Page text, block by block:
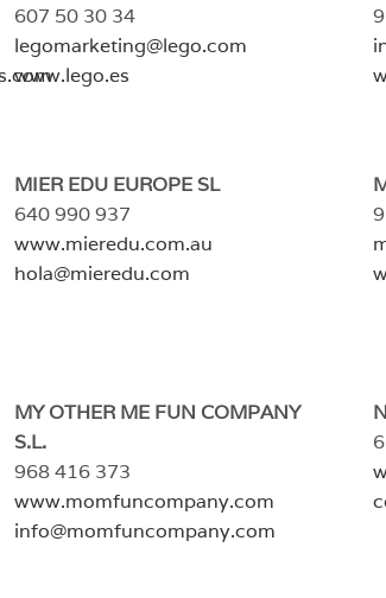
607 50 30 34
legomarketing@lego.com
www.lego.es
MIER EDU EUROPE SL
640 990 937
www.mieredu.com.au
hola@mieredu.com
MY OTHER ME FUN COMPANY
S.L.
968 416 373
www.momfuncompany.com
info@momfuncompany.com